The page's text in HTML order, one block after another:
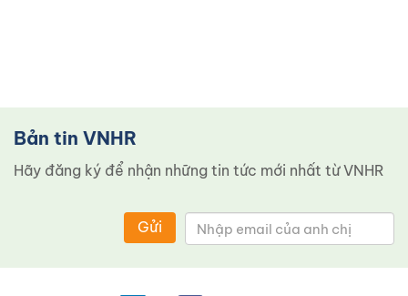
Bản tin VNHR
Hãy đăng ký để nhận những tin tức mới nhất từ ​​VNHR
Gửi